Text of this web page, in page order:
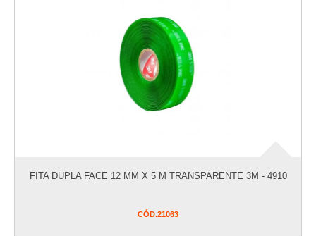
FITA DUPLA FACE 12 MM X 5 M TRANSPARENTE 3M - 4910
CÓD.21063